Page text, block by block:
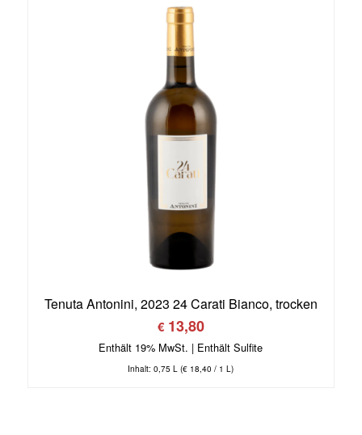
Tenuta Antonini, 2023 24 Carati Bianco, trocken
€13,80
Enthält 19% MwSt.
Inhalt: 0,75 L (€ 18,40 / 1 L)